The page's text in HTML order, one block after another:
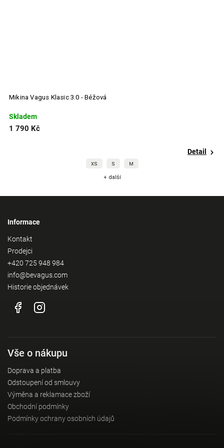
Mikina Vagus Klasic 3.0 - Béžová
Skladem
1 790 Kč
Detail
XS S M
+ další
Informace
Kontakt
Prodejci
+420 725 948 984
info@bevagus.com
Historie objednávek
Vše o nákupu
Doprava a platba
Odstoupení od smlouvy
Výměna a reklamace zboží
Obchodní podmínky
Podmínky ochrany osobních údajů